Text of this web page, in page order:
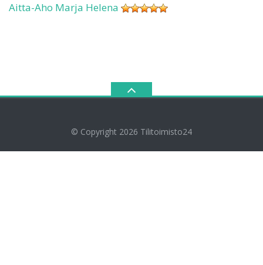
Aitta-Aho Marja Helena
© Copyright 2026 Tilitoimisto24